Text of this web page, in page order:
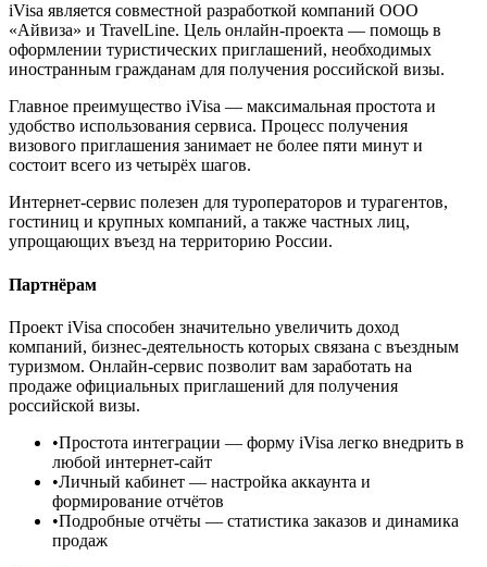
iVisa является совместной разработкой компаний ООО
«Айвиза» и TravelLine. Цель онлайн-проекта — помощь в
оформлении туристических приглашений, необходимых
иностранным гражданам для получения российской визы.
Главное преимущество iVisa — максимальная простота и
удобство использования сервиса. Процесс получения
визового приглашения занимает не более пяти минут и
состоит всего из четырёх шагов.
Интернет-сервис полезен для туроператоров и турагентов,
гостиниц и крупных компаний, а также частных лиц,
упрощающих въезд на территорию России.
Партнёрам
Проект iVisa способен значительно увеличить доход
компаний, бизнес-деятельность которых связана с въездным
туризмом. Онлайн-сервис позволит вам заработать на
продаже официальных приглашений для получения
российской визы.
•Простота интеграции — форму iVisa легко внедрить в
любой интернет-сайт
•Личный кабинет — настройка аккаунта и
формирование отчётов
•Подробные отчёты — статистика заказов и динамика
продаж